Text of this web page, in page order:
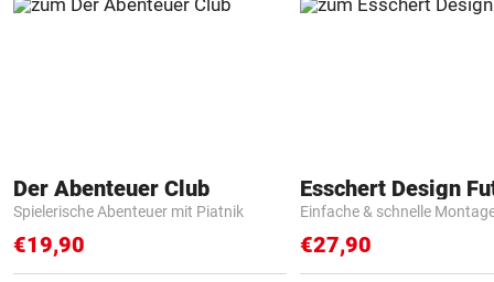
Der Abenteuer Club
Spielerische Abenteuer mit Piatnik
€19,90
Einfache & schnelle
€27,90